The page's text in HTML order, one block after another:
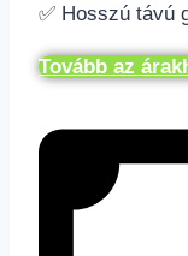
✅ Hosszú távú
Tovább az